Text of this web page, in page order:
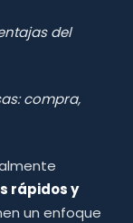
del
compra,
rápidos y
un enfoque